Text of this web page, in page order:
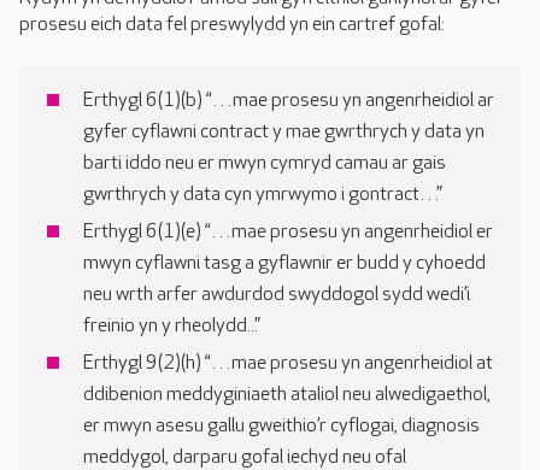
prosesu eich data fel preswylydd yn ein cartref gofal:
Erthygl 6(1)(b) “…mae prosesu yn angenrheidiol ar
gyfer cyflawni contract y mae gwrthrych y data yn
barti iddo neu er mwyn cymryd camau ar gais
gwrthrych y data cyn ymrwymo i gontract…”
Erthygl 6(1)(e) “…mae prosesu yn angenrheidiol er
mwyn cyflawni tasg a gyflawnir er budd y cyhoedd
neu wrth arfer awdurdod swyddogol sydd wedi’i
freinio yn y rheolydd...”
Erthygl 9(2)(h) “…mae prosesu yn angenrheidiol at
ddibenion meddyginiaeth ataliol neu alwedigaethol,
er mwyn asesu gallu gweithio’r cyflogai, diagnosis
meddygol, darparu gofal iechyd neu ofal